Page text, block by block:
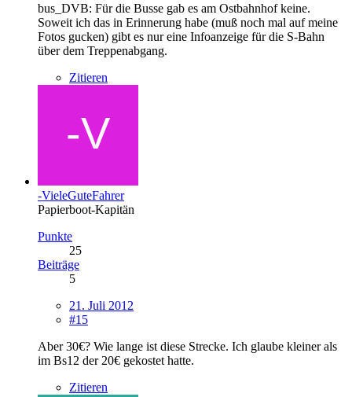
bus_DVB: Für die Busse gab es am Ostbahnhof keine.
Soweit ich das in Erinnerung habe (muß noch mal auf meine
Fotos gucken) gibt es nur eine Infoanzeige für die S-Bahn
über dem Treppenabgang.
Zitieren
-VieleGuteFahrer
Papierboot-Kapitän
Punkte
25
Beiträge
5
21. Juli 2012
#15
Aber 30€? Wie lange ist diese Strecke. Ich glaube kleiner als
im Bs12 der 20€ gekostet hatte.
Zitieren